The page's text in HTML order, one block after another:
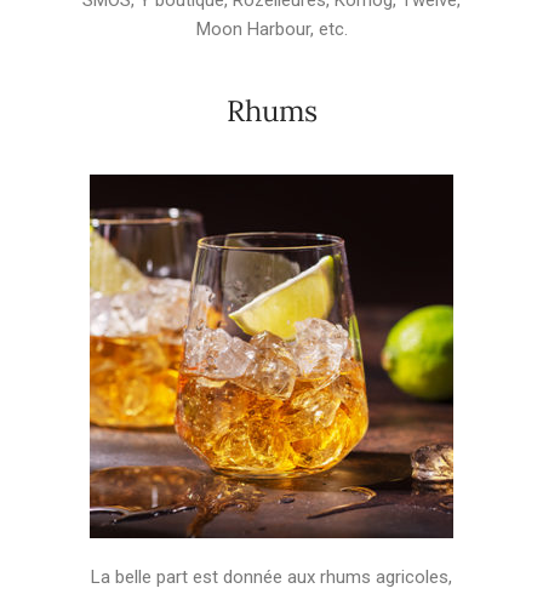
Moon Harbour, etc.
Rhums
La belle part est donnée aux rhums agricoles,